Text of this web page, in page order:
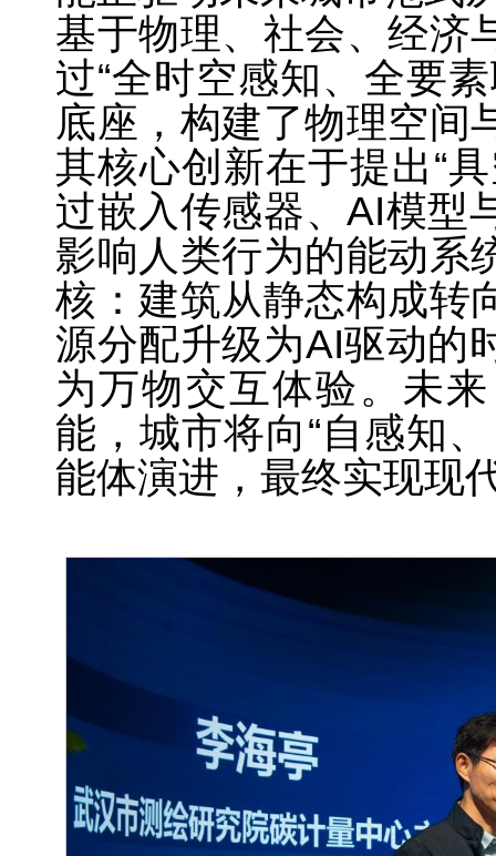
基于物理、社会、经济
过“全时空感知、全要
底座，构建了物理空间
其核心创新在于提出“
过嵌入传感器、AI模型
影响人类行为的能动系
核：建筑从静态构成转
源分配升级为AI驱动的
为万物交互体验。未
能，城市将向“自感知
能体演进，最终实现现